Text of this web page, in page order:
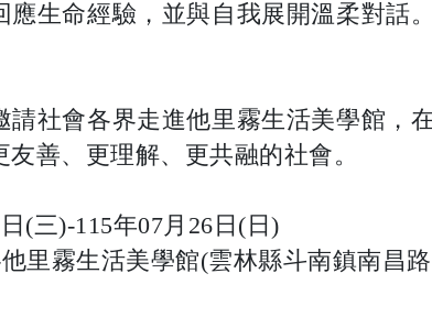
應生命經驗，並與自我展開溫柔對話
請社會各界走進他里霧生活美學館
善、更理解、更共融的社會。
(三)-115年07月26日(日)
里霧生活美學館(雲林縣斗南鎮南昌